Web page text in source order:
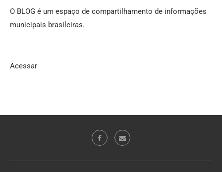
O BLOG é um espaço de compartilhamento de informações
municipais brasileiras.
Acessar